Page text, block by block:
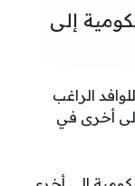
إلى
الراغب
أخرى في